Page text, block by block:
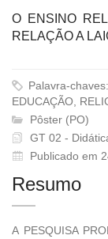
O ENSINO
RELAÇÃO A
Palavra-
EDUCAÇÃO,
Pôster (PO)
GT 02 -
Publicado em
Resumo
A PESQUISA